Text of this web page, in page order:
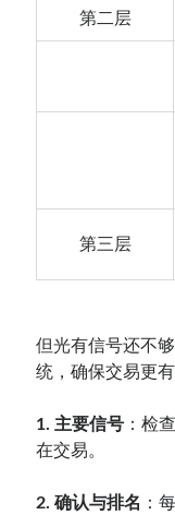
第二层
第三层
但光有信号还不
统，确保交易更有
1. 主要信号 ：检
在交易。
2. 确认与排名 ：